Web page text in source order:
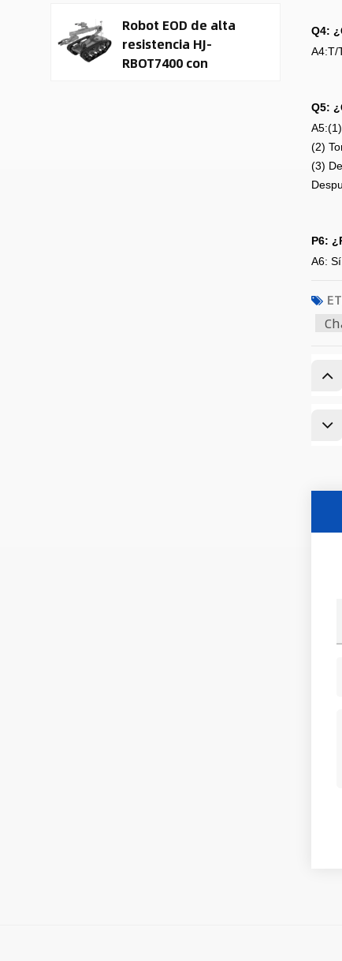
Q4:
A4:T/
Q5:
(2)
(3)
P6:
A6:
Robot EOD de alta
resistencia HJ-
RBOT7400 con